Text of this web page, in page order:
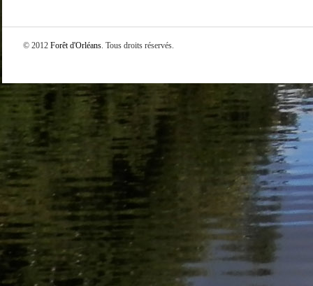
© 2012 Forêt d'Orléans. Tous droits réservés.